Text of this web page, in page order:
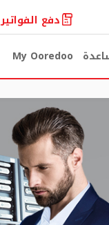
دفع الفواتير
My Ooredoo